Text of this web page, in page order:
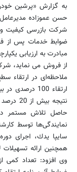
به گزارش «پرشین
حسن عموزاده
شركت بازرسی كیفیت و
ضوابط خدمات پس از
مبادرت به ارزیابی
ملاحظه‌ای در ارتقاء
حاصل تلاش مستمر در
نمایندگی‌ها توسط
سایپا یدك، اجرای
همچنین ارائه
وی افزود: تعداد كمی